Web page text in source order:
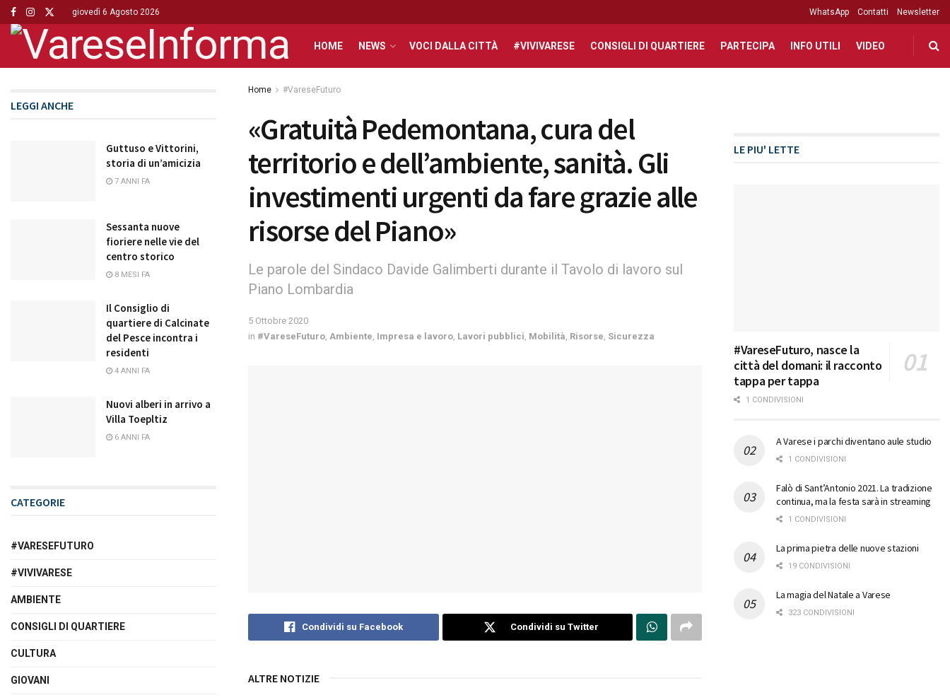
giovedì 6 Agosto 2026 WhatsApp Contatti Newsletter
HOME NEWS VOCI DALLA CITTÀ #VIVIVARESE CONSIGLI DI QUARTIERE PARTECIPA INFO UTILI VIDEO
Home #VareseFuturo
«Gratuità Pedemontana, cura del
territorio e dell’ambiente, sanità. Gli
investimenti urgenti da fare grazie alle
risorse del Piano»
Le parole del Sindaco Davide Galimberti durante il Tavolo di lavoro sul
Piano Lombardia
5 Ottobre 2020
in #VareseFuturo Ambiente Impresa e lavoro Lavori pubblici Mobilità Risorse Sicurezza
Condividi su Facebook Condividi su Twitter
ALTRE NOTIZIE
LEGGI ANCHE
Guttuso e Vittorini,
storia di un’amicizia
7 ANNI FA
Sessanta nuove
fioriere nelle vie del
centro storico
8 MESI FA
Il Consiglio di
quartiere di Calcinate
del Pesce incontra i
residenti
4 ANNI FA
Nuovi alberi in arrivo a
Villa Toepltiz
6 ANNI FA
CATEGORIE
#VARESEFUTURO
#VIVIVARESE
AMBIENTE
CONSIGLI DI QUARTIERE
CULTURA
GIOVANI
LE PIU' LETTE
#VareseFuturo, nasce la
città del domani: il racconto
tappa per tappa
1 CONDIVISIONI
A Varese i parchi diventano aule studio
1 CONDIVISIONI
Falò di Sant’Antonio 2021. La tradizione
continua, ma la festa sarà in streaming
1 CONDIVISIONI
La prima pietra delle nuove stazioni
19 CONDIVISIONI
La magia del Natale a Varese
323 CONDIVISIONI